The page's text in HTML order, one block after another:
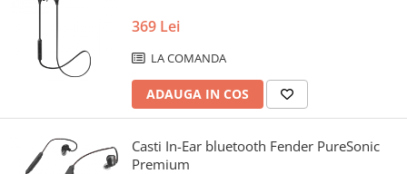
369 Lei
LA COMANDA
ADAUGA IN COS
Casti In-Ear bluetooth Fender PureSonic
Premium